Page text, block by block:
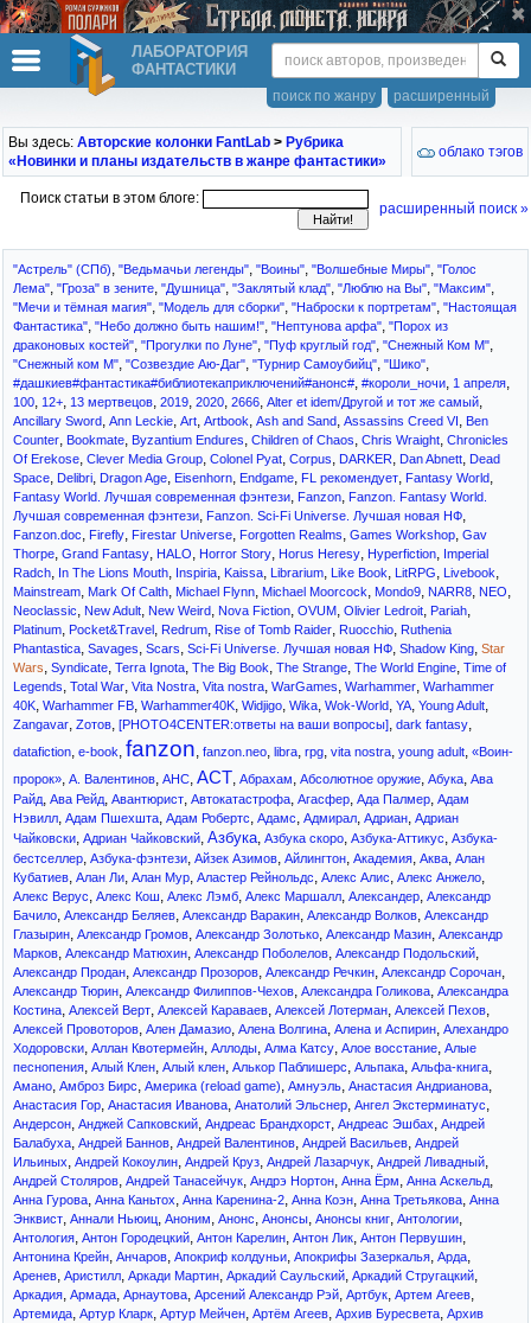
ЛАБОРАТОРИЯ
ФАНТАСТИКИ
расширенный
поиск по жанру
Вы здесь: Авторские колонки FantLab > Рубрика
«Новинки и планы издательств в жанре фантастики»
облако тэгов
Поиск статьи в этом блоге:
расширенный поиск »
"Астрель" (СПб), "Ведьмачьи легенды", "Воины", "Волшебные Миры", "Голос
Лема", "Гроза" в зените, "Душница", "Заклятый клад", "Люблю на Вы", "Максим",
"Мечи и тёмная магия", "Модель для сборки", "Наброски к портретам", "Настоящая
Фантастика", "Небо должно быть нашим!", "Нептунова арфа", "Порох из
драконовых костей", "Прогулки по Луне", "Пуф круглый год", "Снежный Ком М",
"Снежный ком М", "Созвездие Аю-Даг", "Турнир Самоубийц", "Шико",
#дашкиев#фантастика#библиотекаприключений#анонс#, #короли_ночи, 1 апреля,
100, 12+, 13 мертвецов, 2019, 2020, 2666, Alter et idem/Другой и тот же самый,
Ancillary Sword, Ann Leckie, Art, Artbook, Ash and Sand, Assassins Creed VI, Ben
Counter, Bookmate, Byzantium Endures, Children of Chaos, Chris Wraight, Chronicles
Of Erekose, Clever Media Group, Colonel Pyat, Corpus, DARKER, Dan Abnett, Dead
Space, Delibri, Dragon Age, Eisenhorn, Endgame, FL рекомендует, Fantasy World,
Fantasy World. Лучшая современная фэнтези, Fanzon, Fanzon. Fantasy World.
Лучшая современная фэнтези, Fanzon. Sci-Fi Universe. Лучшая новая НФ,
Fanzon.doc, Firefly, Firestar Universe, Forgotten Realms, Games Workshop, Gav
Thorpe, Grand Fantasy, HALO, Horror Story, Horus Heresy, Hyperfiction, Imperial
Radch, In The Lions Mouth, Inspiria, Kaissa, Librarium, Like Book, LitRPG, Livebook,
Mainstream, Mark Of Calth, Michael Flynn, Michael Moorcock, Mondo9, NARR8, NEO,
Neoclassic, New Adult, New Weird, Nova Fiction, OVUM, Olivier Ledroit, Pariah,
Platinum, Pocket&Travel, Redrum, Rise of Tomb Raider, Ruocchio, Ruthenia
Phantastica, Savages, Scars, Sci-Fi Universe. Лучшая новая НФ, Shadow King, Star
Wars, Syndicate, Terra Ignota, The Big Book, The Strange, The World Engine, Time of
Legends, Total War, Vita Nostra, Vita nostra, WarGames, Warhammer, Warhammer
40K, Warhammer FB, Warhammer40K, Widjigo, Wika, Wok-World, YA, Young Adult,
Zangavar, Zотов, [PHOTO4CENTER:ответы на ваши вопросы], dark fantasy,
datafiction, e-book, fanzon, fanzon.neo, libra, rpg, vita nostra, young adult, «Воин-
пророк», А. Валентинов, АНС, АСТ, Абрахам, Абсолютное оружие, Абука, Ава
Райд, Ава Рейд, Авантюрист, Автокатастрофа, Агасфер, Ада Палмер, Адам
Нэвилл, Адам Пшехшта, Адам Робертс, Адамс, Адмирал, Адриан, Адриан
Чайковски, Адриан Чайковский, Азбука, Азбука скоро, Азбука-Аттикус, Азбука-
бестселлер, Азбука-фэнтези, Айзек Азимов, Айлингтон, Академия, Аква, Алан
Кубатиев, Алан Ли, Алан Мур, Аластер Рейнольдс, Алекс Алис, Алекс Анжело,
Алекс Верус, Алекс Кош, Алекс Лэмб, Алекс Маршалл, Александер, Александр
Бачило, Александр Беляев, Александр Варакин, Александр Волков, Александр
Глазырин, Александр Громов, Александр Золотько, Александр Мазин, Александр
Марков, Александр Матюхин, Александр Поболелов, Александр Подольский,
Александр Продан, Александр Прозоров, Александр Речкин, Александр Сорочан,
Александр Тюрин, Александр Филиппов-Чехов, Александра Голикова, Александра
Костина, Алексей Верт, Алексей Караваев, Алексей Лотерман, Алексей Пехов,
Алексей Провоторов, Ален Дамазио, Алена Волгина, Алена и Аспирин, Алехандро
Ходоровски, Аллан Квотермейн, Аллоды, Алма Катсу, Алое восстание, Алые
песнопения, Алый Клен, Алый клен, Алькор Паблишерс, Альпака, Альфа-книга,
Амано, Амброз Бирс, Америка (reload game), Амнуэль, Анастасия Андрианова,
Анастасия Гор, Анастасия Иванова, Анатолий Эльснер, Ангел Экстерминатус,
Андерсон, Анджей Сапковский, Андреас Брандхорст, Андреас Эшбах, Андрей
Балабуха, Андрей Баннов, Андрей Валентинов, Андрей Васильев, Андрей
Ильиных, Андрей Кокоулин, Андрей Круз, Андрей Лазарчук, Андрей Ливадный,
Андрей Столяров, Андрей Танасейчук, Андрэ Нортон, Анна Ёрм, Анна Аскельд,
Анна Гурова, Анна Каньтох, Анна Каренина-2, Анна Коэн, Анна Третьякова, Анна
Энквист, Аннали Ньюиц, Аноним, Анонс, Анонсы, Анонсы книг, Антологии,
Антология, Антон Городецкий, Антон Карелин, Антон Лик, Антон Первушин,
Антонина Крейн, Анчаров, Апокриф колдуньи, Апокрифы Зазеркалья, Арда,
Аренев, Аристилл, Аркади Мартин, Аркадий Саульский, Аркадий Стругацкий,
Аркадия, Армада, Арнаутова, Арсений Александр Рэй, Артбук, Артем Агеев,
Артемида, Артур Кларк, Артур Мейчен, Артём Агеев, Архив Буресвета, Архив